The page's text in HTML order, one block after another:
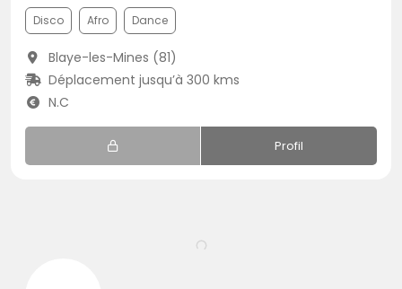
Disco Afro Dance
Blaye-les-Mines (81)
Déplacement jusqu’à 300 kms
N.C
Profil